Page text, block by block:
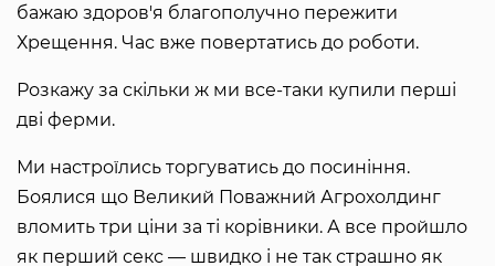
бажаю здоров'я благополучно пережити
Хрещення. Час вже повертатись до роботи.
Розкажу за скільки ж ми все-таки купили перші
дві ферми.
Ми настроїлись торгуватись до посиніння.
Боялися що Великий Поважний Агрохолдинг
вломить три ціни за ті корівники. А все пройшло
як перший секс — швидко і не так страшно як